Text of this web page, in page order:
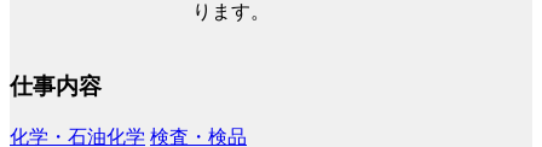
ります。
仕事内容
化学・石油化学 検査・検品